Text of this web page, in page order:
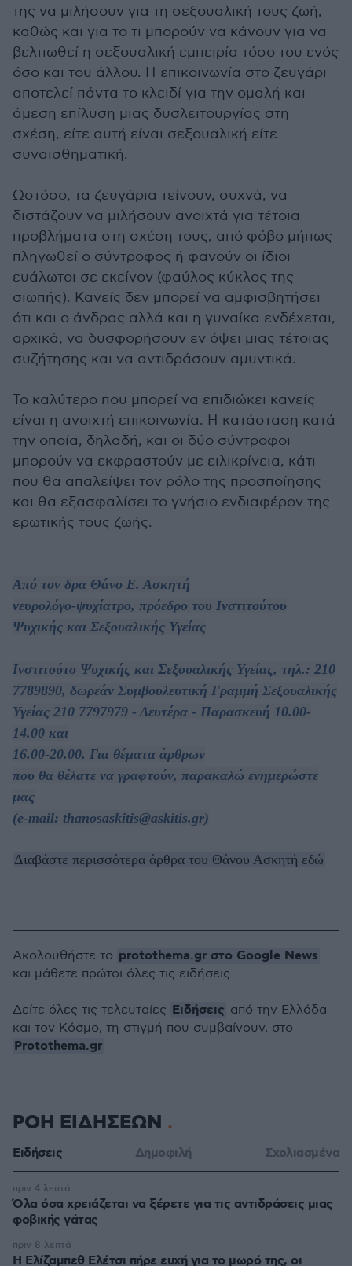
της να μιλήσουν για τη σεξουαλική τους ζωή,
καθώς και για το τι μπορούν να κάνουν για να
βελτιωθεί η σεξουαλική εμπειρία τόσο του ενός
όσο και του άλλου. Η επικοινωνία στο ζευγάρι
αποτελεί πάντα το κλειδί για την ομαλή και
άμεση επίλυση μιας δυσλειτουργίας στη
σχέση, είτε αυτή είναι σεξουαλική είτε
συναισθηματική.
Ωστόσο, τα ζευγάρια τείνουν, συχνά, να
διστάζουν να μιλήσουν ανοιχτά για τέτοια
προβλήματα στη σχέση τους, από φόβο μήπως
πληγωθεί ο σύντροφος ή φανούν οι ίδιοι
ευάλωτοι σε εκείνον (φαύλος κύκλος της
σιωπής). Κανείς δεν μπορεί να αμφισβητήσει
ότι και ο άνδρας αλλά και η γυναίκα ενδέχεται,
αρχικά, να δυσφορήσουν εν όψει μιας τέτοιας
συζήτησης και να αντιδράσουν αμυντικά.
Το καλύτερο που μπορεί να επιδιώκει κανείς
είναι η ανοιχτή επικοινωνία. Η κατάσταση κατά
την οποία, δηλαδή, και οι δύο σύντροφοι
μπορούν να εκφραστούν με ειλικρίνεια, κάτι
που θα απαλείψει τον ρόλο της προσποίησης
και θα εξασφαλίσει το γνήσιο ενδιαφέρον της
ερωτικής τους ζωής.
Από τον δρα Θάνο Ε. Ασκητή
νευρολόγο-ψυχίατρο, πρόεδρο του Ινστιτούτου
Ψυχικής και Σεξουαλικής Υγείας
Ινστιτούτο Ψυχικής και Σεξουαλικής Υγείας, τηλ.: 210
7789890, δωρεάν Συμβουλευτική Γραμμή Σεξουαλικής
Υγείας 210 7797979 - Δευτέρα - Παρασκευή 10.00-
14.00 και
16.00-20.00. Για θέματα άρθρων
που θα θέλατε να γραφτούν, παρακαλώ ενημερώστε
μας
(e-mail: thanosaskitis@askitis.gr)
Διαβάστε περισσότερα άρθρα του Θάνου Ασκητή εδώ
Ακολουθήστε το protothema.gr στο Google News
και μάθετε πρώτοι όλες τις ειδήσεις
Δείτε όλες τις τελευταίες Ειδήσεις από την Ελλάδα
και τον Κόσμο, τη στιγμή που συμβαίνουν, στο
Protothema.gr
ΡΟΗ ΕΙΔΗΣΕΩΝ
Ειδήσεις Δημοφιλή Σχολιασμένα
Όλα όσα χρειάζεται να ξέρετε για τις αντιδράσεις μιας
φοβικής γάτας
πριν 4 λεπτά
Η Ελίζαμπεθ Ελέτσι πήρε ευχή για το μωρό της, οι
πριν 8 λεπτά